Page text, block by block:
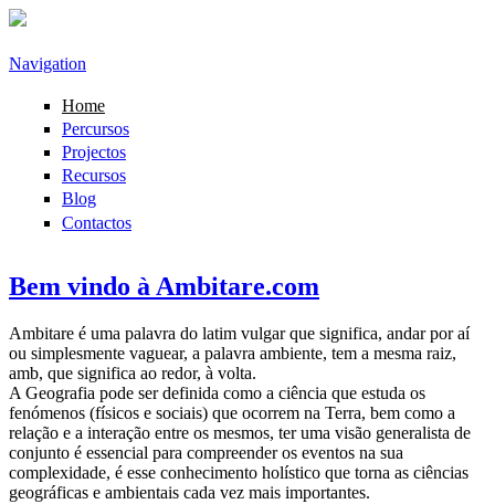
Passar para o conteúdo principal
Navigation
Home
Percursos
Projectos
Recursos
Blog
Contactos
Bem vindo à Ambitare.com
Ambitare é uma palavra do latim vulgar que significa, andar por aí
ou simplesmente vaguear, a palavra ambiente, tem a mesma raiz,
amb, que significa ao redor, à volta.
A Geografia pode ser definida como a ciência que estuda os
fenómenos (físicos e sociais) que ocorrem na Terra, bem como a
relação e a interação entre os mesmos, ter uma visão generalista de
conjunto é essencial para compreender os eventos na sua
complexidade, é esse conhecimento holístico que torna as ciências
geográficas e ambientais cada vez mais importantes.